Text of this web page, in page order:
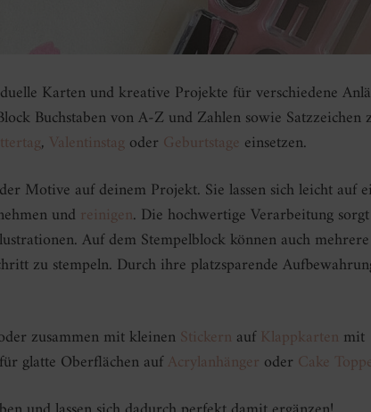
Karten und kreative Projekte für verschiedene
Buchstaben von A-Z und Zahlen sowie Satzzeichen
, Valentinstagoder Geburtstage einsetzen.
Motive auf deinem Projekt. Sie lassen sich leicht auf
und reinigen. Die hochwertige Verarbeitung
Auf dem Stempelblock können auch mehrere
zu stempeln. Durch ihre platzsparende
zusammen mit kleinenStickern aufKlappkarten mit
für glatte Oberflächen aufAcrylanhänger oder Cake